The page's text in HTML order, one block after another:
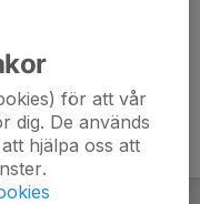
för att vår
dig. De används
hjälpa oss att